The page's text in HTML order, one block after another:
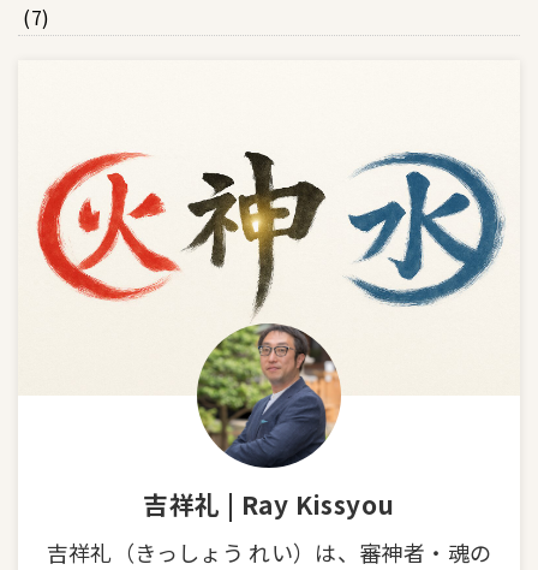
(7)
吉祥礼 | Ray Kissyou
吉祥礼（きっしょう れい）は、審神者・魂の